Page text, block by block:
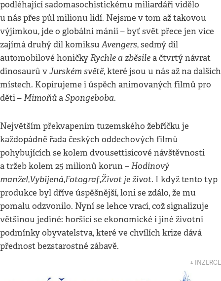
podléhající sadomasochistickému miliardáři vidělo
u nás přes půl milionu lidí. Nejsme v tom až takovou
výjimkou, jde o globální mánii – byť svět přece jen více
zajímá druhý díl komiksuAvengers, sedmý díl
automobilové honičkyRychle a zběsilea čtvrtý návrat
dinosaurů vJurském světě, které jsou u nás až na dalších
místech. Kopírujeme i úspěch animovaných filmů pro
děti –MimoňůaSpongeboba.
Největším překvapením tuzemského žebříčku je
každopádně řada českých oddechových filmů
pohybujících se kolem dvousettisícové návštěvnosti
a tržeb kolem 25 milionů korun –Hodinový
manžel,Vybíjená,Fotograf,Život je život. I když tento typ
produkce byl dříve úspěšnější, loni se zdálo, že mu
pomalu odzvonilo. Nyní se lehce vrací, což signalizuje
většinou jediné: horšící se ekonomické i jiné životní
podmínky obyvatelstva, které ve chvílích krize dává
přednost bezstarostné zábavě.
↓ INZERCE